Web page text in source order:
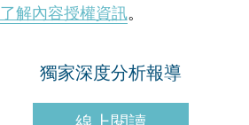
了解內容授權資訊。
獨家深度分析報導